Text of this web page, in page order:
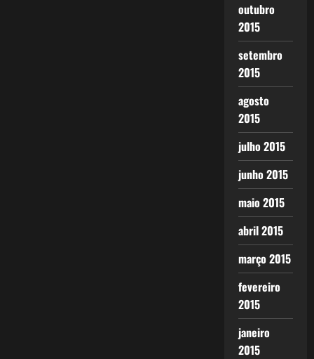
outubro
2015
setembro
2015
agosto
2015
julho 2015
junho 2015
maio 2015
abril 2015
março 2015
fevereiro
2015
janeiro
2015